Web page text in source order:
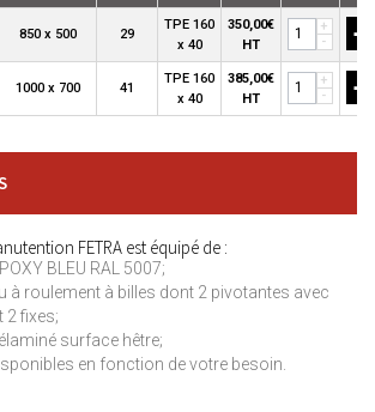
850 x 500 29
TPE 160
x 40
350,00€
HT
+
-
+
1000 x 700 41
TPE 160
x 40
385,00€
HT
+
-
+
FETRA est équipé de :
BLEU RAL 5007;
à roulement à billes dont 2 pivotantes avec
2 fixes;
surface hêtre;
en fonction de votre besoin.